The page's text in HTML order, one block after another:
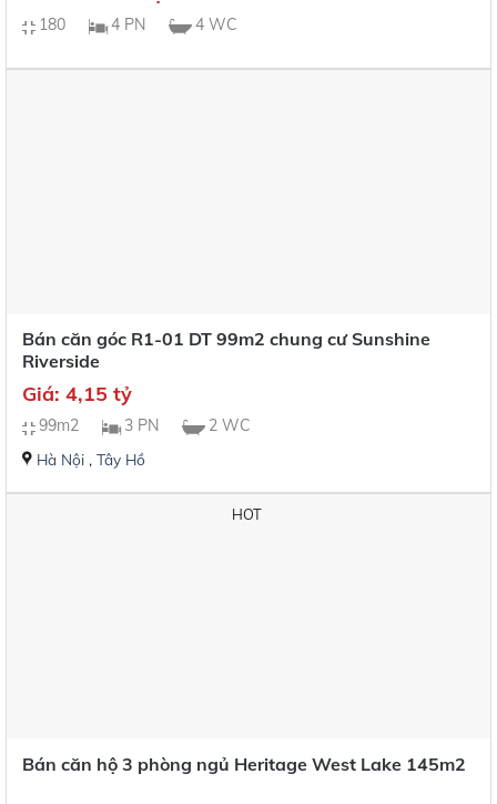
180 4 PN 4 WC
Bán căn góc R1-01 DT 99m2 chung cư Sunshine
Riverside
Giá: 4,15 tỷ
99m2 3 PN 2 WC
Hà Nội, Tây Hồ
HOT
Bán căn hộ 3 phòng ngủ Heritage West Lake 145m2